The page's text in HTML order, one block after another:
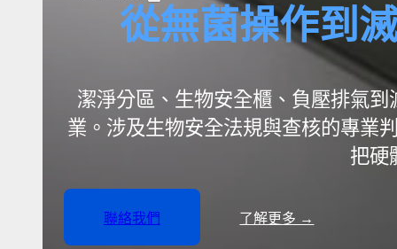
微量分注吸管pipette 培養箱
水氣捕捉器 | 浸入式冷卻器
生物安全櫃
高壓滅菌鍋
實驗室紫外
從無菌操作到
潔淨分區、生物安全櫃、負壓排氣
業。涉及生物安全法規與查核的專業
把硬
聯絡我們 了解更多 →